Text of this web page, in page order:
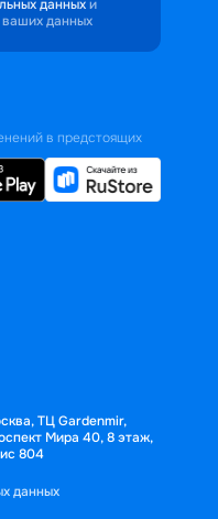
данных и
ваших данных
в предстоящих
ТЦ Gardenmir,
Мира 40, 8 этаж,
804
данных